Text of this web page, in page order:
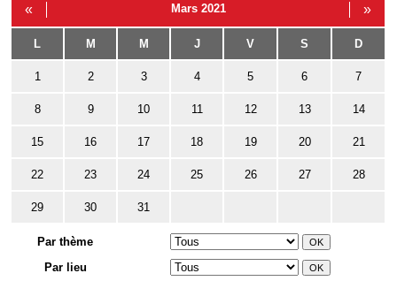
« Mars 2021 »
L M M J V S D
1 2 3 4 5 6 7
8 9 10 11 12 13 14
15 16 17 18 19 20 21
22 23 24 25 26 27 28
29 30 31
Par thème
Par lieu